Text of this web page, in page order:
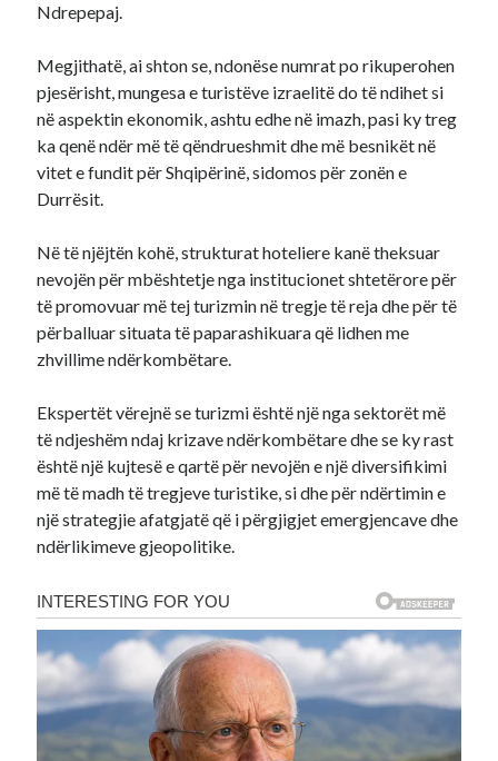
Ndrepepaj.
Megjithatë, ai shton se, ndonëse numrat po rikuperohen
pjesërisht, mungesa e turistëve izraelitë do të ndihet si
në aspektin ekonomik, ashtu edhe në imazh, pasi ky treg
ka qenë ndër më të qëndrueshmit dhe më besnikët në
vitet e fundit për Shqipërinë, sidomos për zonën e
Durrësit.
Në të njëjtën kohë, strukturat hoteliere kanë theksuar
nevojën për mbështetje nga institucionet shtetërore për
të promovuar më tej turizmin në tregje të reja dhe për të
përballuar situata të paparashikuara që lidhen me
zhvillime ndërkombëtare.
Ekspertët vërejnë se turizmi është një nga sektorët më
të ndjeshëm ndaj krizave ndërkombëtare dhe se ky rast
është një kujtesë e qartë për nevojën e një diversifikimi
më të madh të tregjeve turistike, si dhe për ndërtimin e
një strategjie afatgjatë që i përgjigjet emergjencave dhe
ndërlikimeve gjeopolitike.